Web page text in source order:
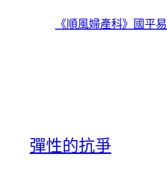
《順風婦產科》國平
彈性的抗爭